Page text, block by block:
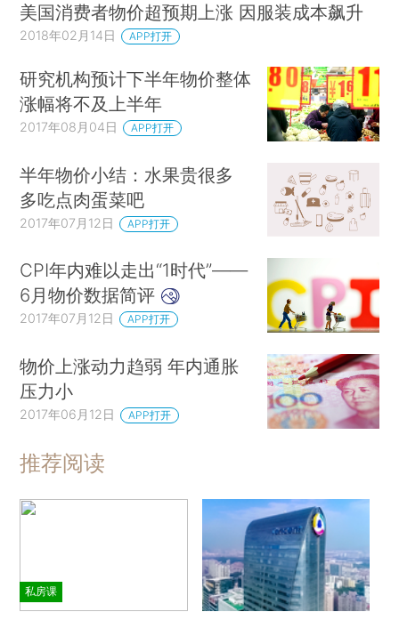
美国消费者物价超预期上涨 因服装成本飙升
2018年02月14日 APP打开
研究机构预计下半年物价整体
涨幅将不及上半年
2017年08月04日 APP打开
半年物价小结：水果贵很多
多吃点肉蛋菜吧
2017年07月12日 APP打开
CPI年内难以走出“1时代”——
6月物价数据简评
2017年07月12日 APP打开
物价上涨动力趋弱 年内通胀
压力小
2017年06月12日 APP打开
推荐阅读
私房课